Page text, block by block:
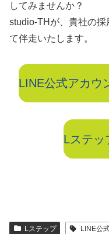
してみませんか？
studio-THが、貴社の
て伴走いたします。
LINE公式アカウ
Lステッ
Lステップ LINE公